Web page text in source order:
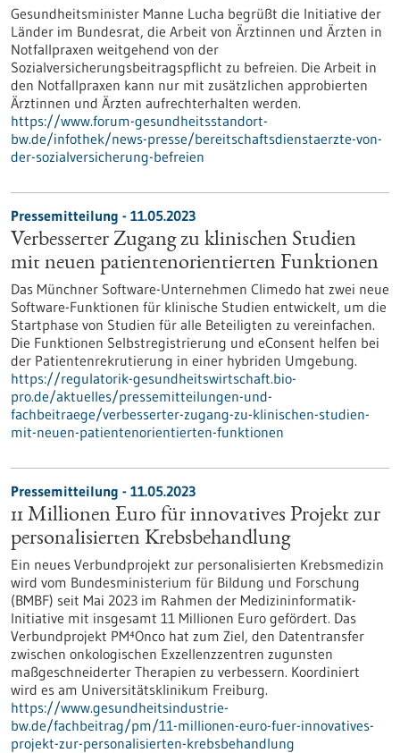
Gesundheitsminister Manne Lucha begrüßt die Initiative der
Länder im Bundesrat, die Arbeit von Ärztinnen und Ärzten in
Notfallpraxen weitgehend von der
Sozialversicherungsbeitragspflicht zu befreien. Die Arbeit in
den Notfallpraxen kann nur mit zusätzlichen approbierten
Ärztinnen und Ärzten aufrechterhalten werden.
https://www.forum-gesundheitsstandort-
bw.de/infothek/news-presse/bereitschaftsdienstaerzte-von-
der-sozialversicherung-befreien
Pressemitteilung - 11.05.2023
Verbesserter Zugang zu klinischen Studien
mit neuen patientenorientierten Funktionen
Das Münchner Software-Unternehmen Climedo hat zwei neue
Software-Funktionen für klinische Studien entwickelt, um die
Startphase von Studien für alle Beteiligten zu vereinfachen.
Die Funktionen Selbstregistrierung und eConsent helfen bei
der Patientenrekrutierung in einer hybriden Umgebung.
https://regulatorik-gesundheitswirtschaft.bio-
pro.de/aktuelles/pressemitteilungen-und-
fachbeitraege/verbesserter-zugang-zu-klinischen-studien-
mit-neuen-patientenorientierten-funktionen
Pressemitteilung - 11.05.2023
11 Millionen Euro für innovatives Projekt zur
personalisierten Krebsbehandlung
Ein neues Verbundprojekt zur personalisierten Krebsmedizin
wird vom Bundesministerium für Bildung und Forschung
(BMBF) seit Mai 2023 im Rahmen der Medizininformatik-
Initiative mit insgesamt 11 Millionen Euro gefördert. Das
Verbundprojekt PM⁴Onco hat zum Ziel, den Datentransfer
zwischen onkologischen Exzellenzzentren zugunsten
maßgeschneiderter Therapien zu verbessern. Koordiniert
wird es am Universitätsklinikum Freiburg.
https://www.gesundheitsindustrie-
bw.de/fachbeitrag/pm/11-millionen-euro-fuer-innovatives-
projekt-zur-personalisierten-krebsbehandlung